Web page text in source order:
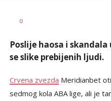
AUTOR
0
Poslije haosa i
se slike prebijenih ljudi.
Crvena zvezda Meridianbet
sedmog kola ABA lige, ali je